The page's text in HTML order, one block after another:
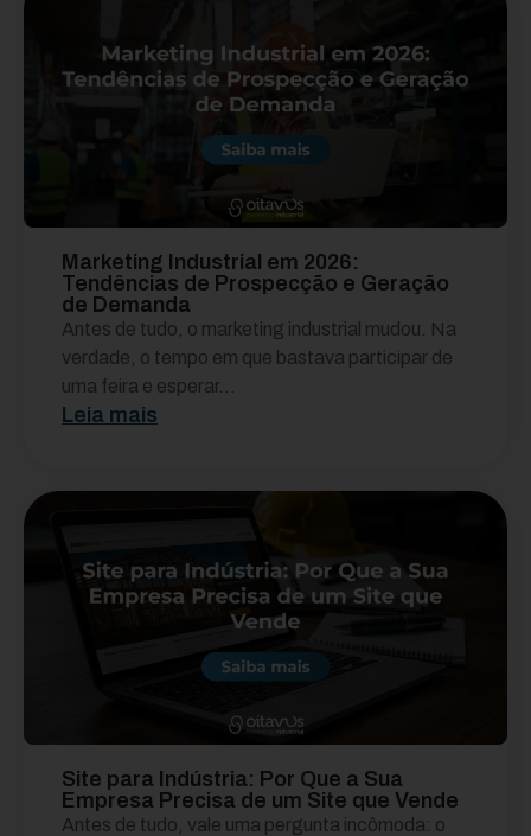
Marketing Industrial em 2026:
Tendências de Prospecção e Geração
de Demanda
Antes de tudo, o marketing industrial mudou. Na
verdade, o tempo em que bastava participar de
uma feira e esperar...
Leia mais
Site para Indústria: Por Que a Sua
Empresa Precisa de um Site que Vende
Antes de tudo, vale uma pergunta incômoda: o